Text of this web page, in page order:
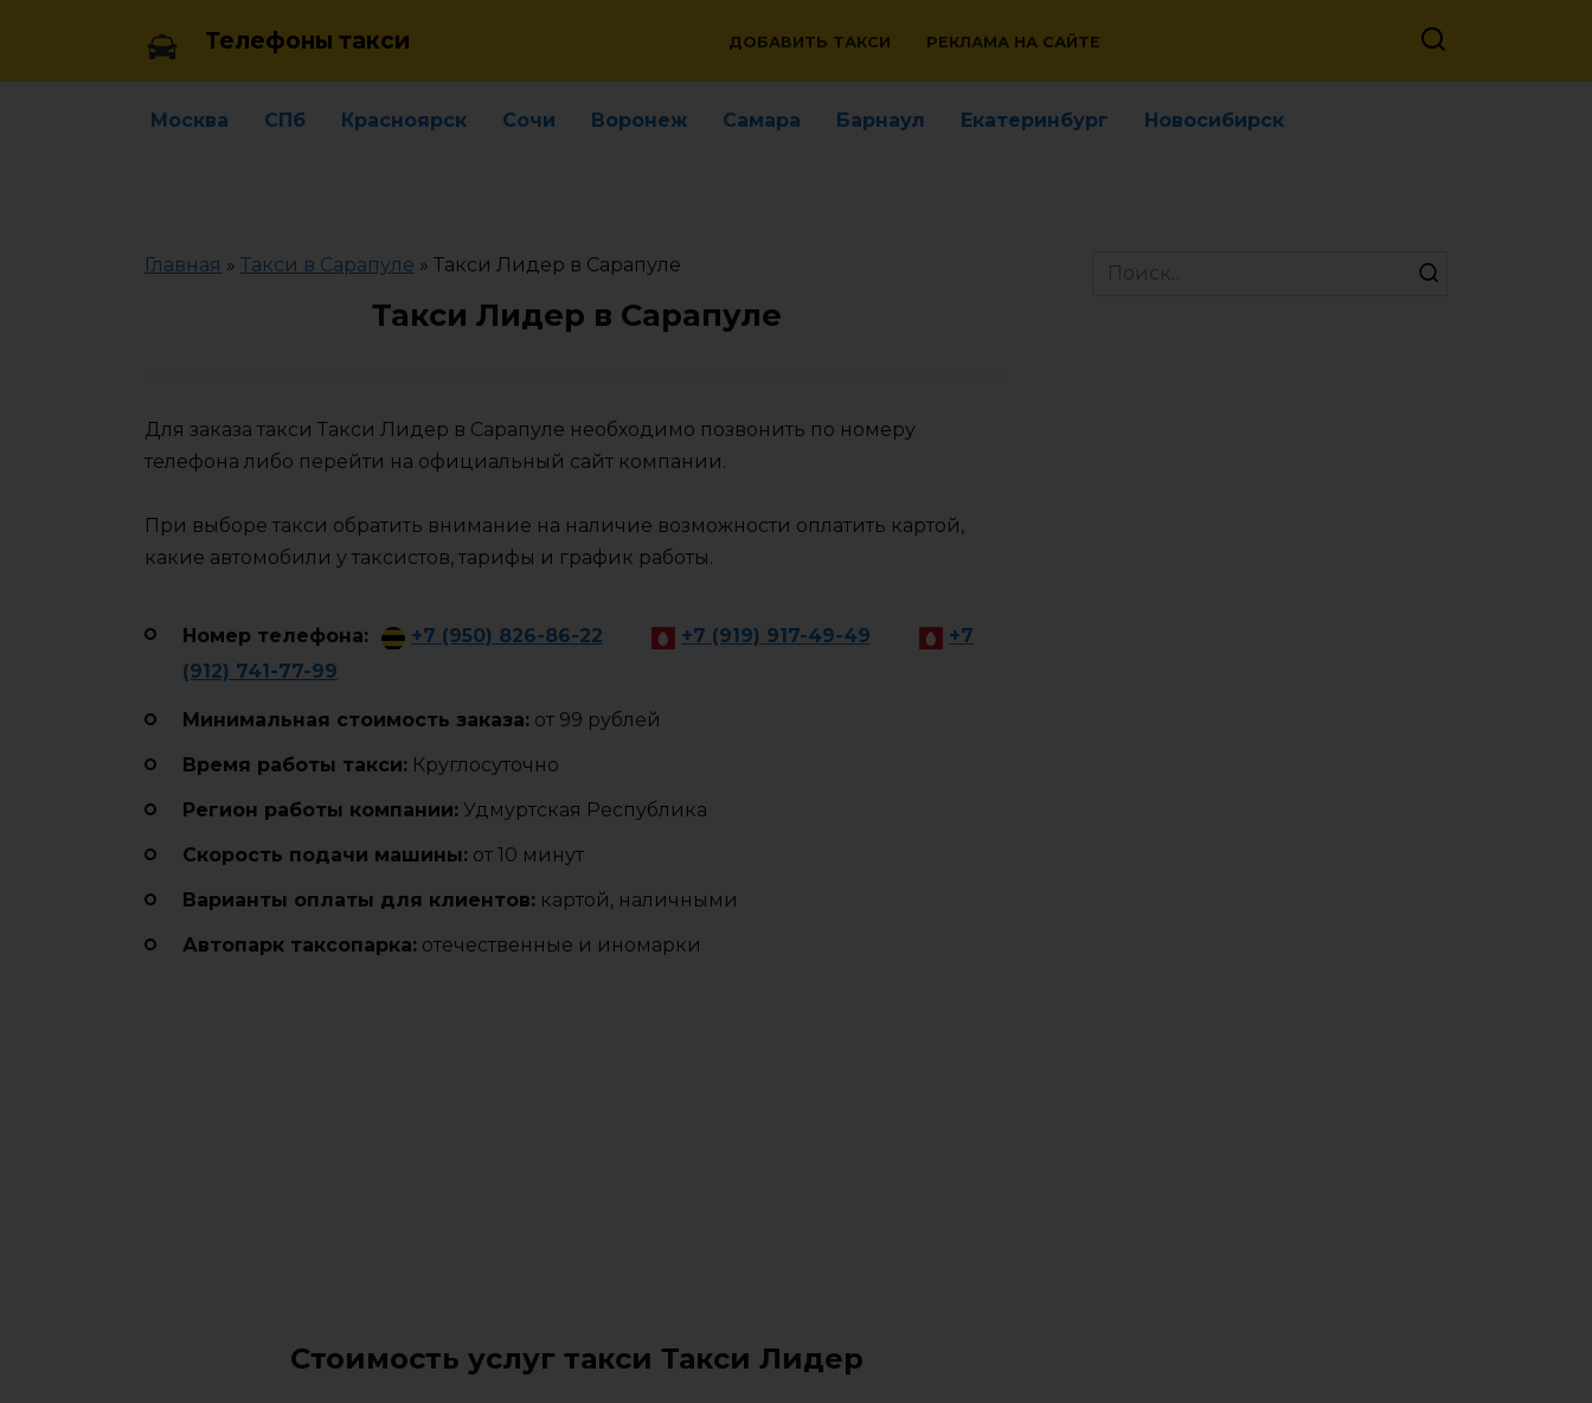
Телефоны такси ДОБАВИТЬ ТАКСИ РЕКЛАМА НА САЙТЕ
Москва СПб Красноярск Сочи Воронеж Самара Барнаул Екатеринбург Новосибирск
Главная » Такси в Сарапуле » Такси Лидер в Сарапуле
Такси Лидер в Сарапуле
Для заказа такси Такси Лидер в Сарапуле необходимо позвонить по номеру
телефона либо перейти на официальный сайт компании.
При выборе такси обратить внимание на наличие возможности оплатить картой,
какие автомобили у таксистов, тарифы и график работы.
Номер телефона: +7 (950) 826-86-22 +7 (919) 917-49-49
+7
(912) 741-77-99
Минимальная стоимость заказа: от 99 рублей
Время работы такси: Круглосуточно
Регион работы компании: Удмуртская Республика
Cкорость подачи машины: от 10 минут
Варианты оплаты для клиентов: картой, наличными
Автопарк таксопарка: отечественные и иномарки
Стоимость услуг такси Такси Лидер
Search